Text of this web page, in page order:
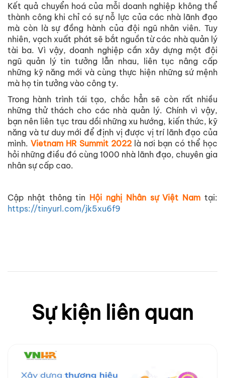
Kết quả chuyển hoá của mỗi doanh nghiệp không thể
thành công khi chỉ có sự nỗ lực của các nhà lãnh đạo
mà còn là sự đồng hành của đội ngũ nhân viên. Tuy
nhiên, vạch xuất phát sẽ bắt nguồn từ các nhà quản lý
tài ba. Vì vậy, doanh nghiệp cần xây dựng một đội
ngũ quản lý tin tưởng lẫn nhau, liên tục nâng cấp
những kỹ năng mới và cùng thực hiện những sứ mệnh
mà họ tin tưởng vào công ty.
Trong hành trình tái tạo, chắc hẳn sẽ còn rất nhiều
những thử thách cho các nhà quản lý. Chính vì vậy,
bạn nên liên tục trau dồi những xu hướng, kiến thức, kỹ
năng và tư duy mới để định vị được vị trí lãnh đạo của
mình. Vietnam HR Summit 2022 là nơi bạn có thể học
hỏi những điều đó cùng 1000 nhà lãnh đạo, chuyên gia
nhân sự cấp cao.
Cập nhật thông tin Hội nghị Nhân sự Việt Nam tại:
https://tinyurl.com/jk5xu6f9
Sự kiện liên quan